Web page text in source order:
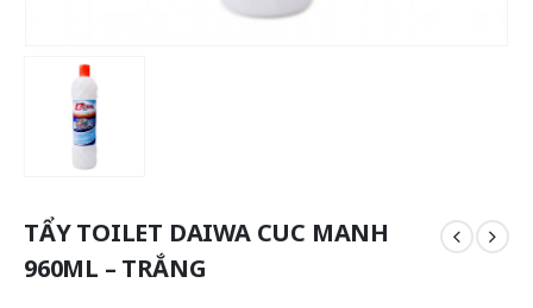
TẨY TOILET DAIWA CUC MANH
960ML – TRẮNG